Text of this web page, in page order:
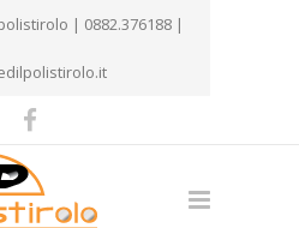
| 0882.376188 |